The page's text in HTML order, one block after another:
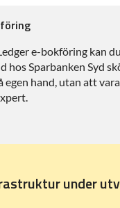
e-bokföring kan
hos Sparbanken Syd
egen hand, utan att vara
under